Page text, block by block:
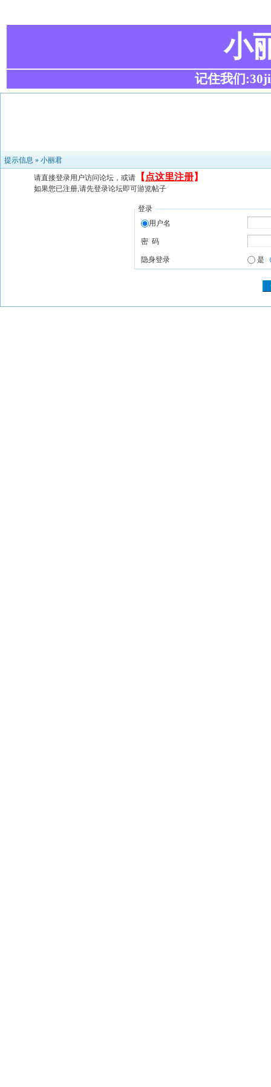
小
记住我们
提示信息 » 小丽君
请直接登录用户访问论坛，或请 【 点这里注册】
如果您已注册,请先登录论坛即可游览帖子
登录
用户名
密 码
隐身登录 是